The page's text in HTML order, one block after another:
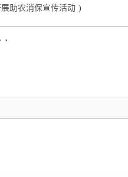
助农消保宣传活动 )